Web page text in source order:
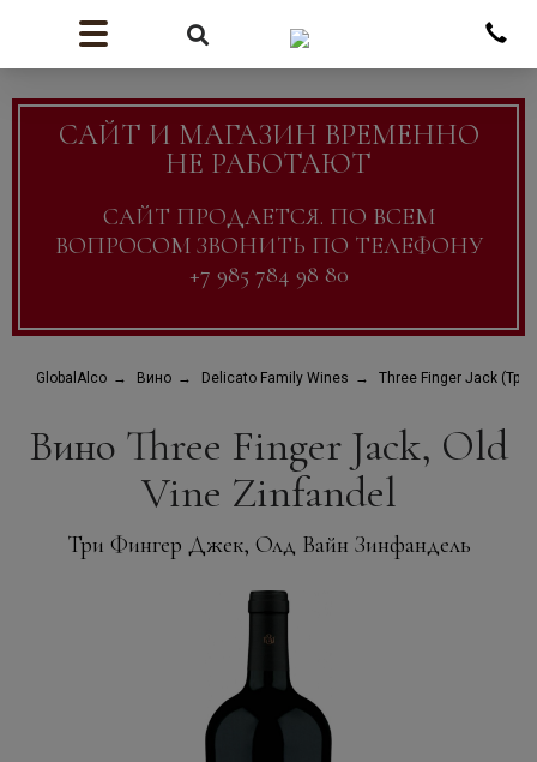
САЙТ И МАГАЗИН ВРЕМЕННО
НЕ РАБОТАЮТ
САЙТ ПРОДАЕТСЯ. ПО ВСЕМ
ВОПРОСОМ ЗВОНИТЬ ПО ТЕЛЕФОНУ
+7 985 784 98 80
GlobalAlco Вино Delicato Family Wines Three Finger Jack (Три
Вино Three Finger Jack, Old
Vine Zinfandel
Три Фингер Джек, Олд Вайн Зинфандель